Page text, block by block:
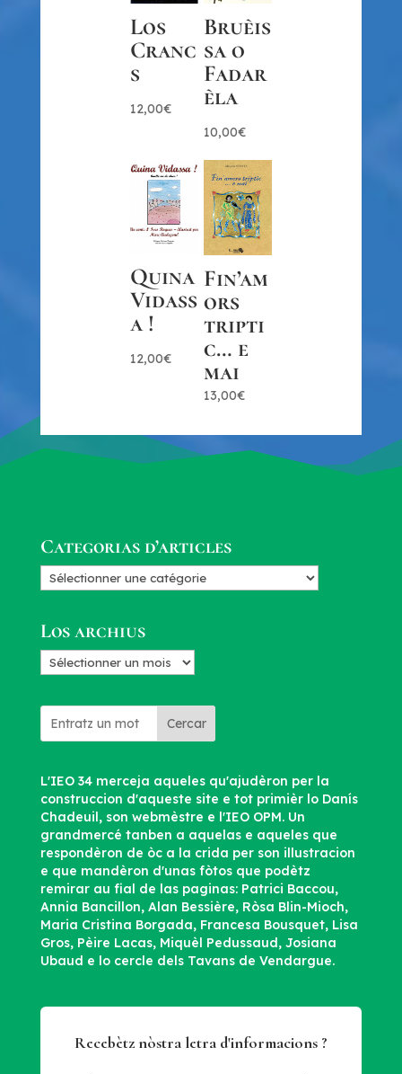
Los
Cranc
s
12,00€
Bruèis
sa o
Fadar
èla
10,00€
Quina
Vidass
a !
12,00€
Fin’am
ors
tripti
c… e
mai
13,00€
Categorias d’articles
Categorias
Los archius
Los
Cercar
L'IEO 34 merceja aqueles qu'ajudèron per la
construccion d'aqueste site e tot primièr lo Danís
Chadeuil, son webmèstre e l'IEO OPM. Un
grandmercé tanben a aquelas e aqueles que
respondèron de òc a la crida per son illustracion
e que mandèron d'unas fòtos que podètz
remirar au fial de las paginas: Patrici Baccou,
Annia Bancillon, Alan Bessière, Ròsa Blin-Mioch,
Maria Cristina Borgada, Francesa Bousquet, Lisa
Gros, Pèire Lacas, Miquèl Pedussaud, Josiana
Ubaud e lo cercle dels Tavans de Vendargue.
Recebètz nòstra letra d'informacions ?